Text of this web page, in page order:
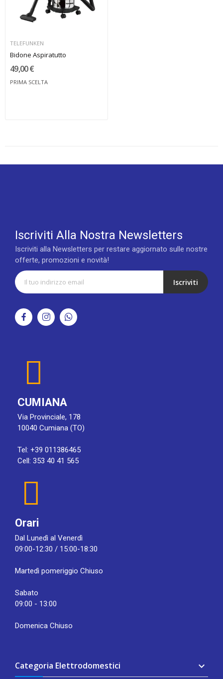
TELEFUNKEN
Bidone Aspiratutto
49,00 €
PRIMA SCELTA
Iscriviti Alla Nostra Newsletters
Iscriviti alla Newsletters per restare aggiornato sulle nostre
offerte, promozioni e novità!
Iscriviti
CUMIANA
Via Provinciale, 178
10040 Cumiana (TO)
Tel: +39 011386465
Cell: 353 40 41 565
Orari
Dal Lunedì al Venerdì
09:00-12:30 / 15:00-18:30
Martedì pomeriggio Chiuso
Sabato
09:00 - 13:00
Domenica Chiuso
Categoria Elettrodomestici 